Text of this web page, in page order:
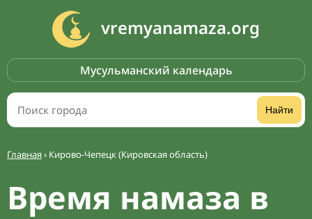
vremyanamaza.org
Мусульманский календарь
Найти
Главная› Кирово-Чепецк (Кировская область)
Время намаза в